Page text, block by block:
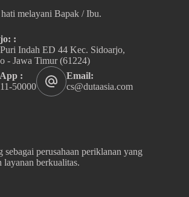
melayani Bapak / Ibu.
:
Indah ED 44 Kec. Sidoarjo,
- Jawa Timur (61224)
:
50000
Email:
cs@dutaasia.com
perusahaan periklanan yang
layanan berkualitas.